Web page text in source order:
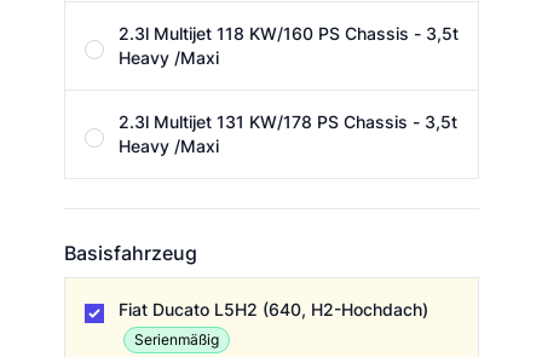
2.3l Multijet 118 KW/160 PS Chassis - 3,5t
Heavy /Maxi
2.3l Multijet 131 KW/178 PS Chassis - 3,5t
Heavy /Maxi
Basisfahrzeug
Fiat Ducato L5H2 (640, H2-Hochdach)
Serienmäßig